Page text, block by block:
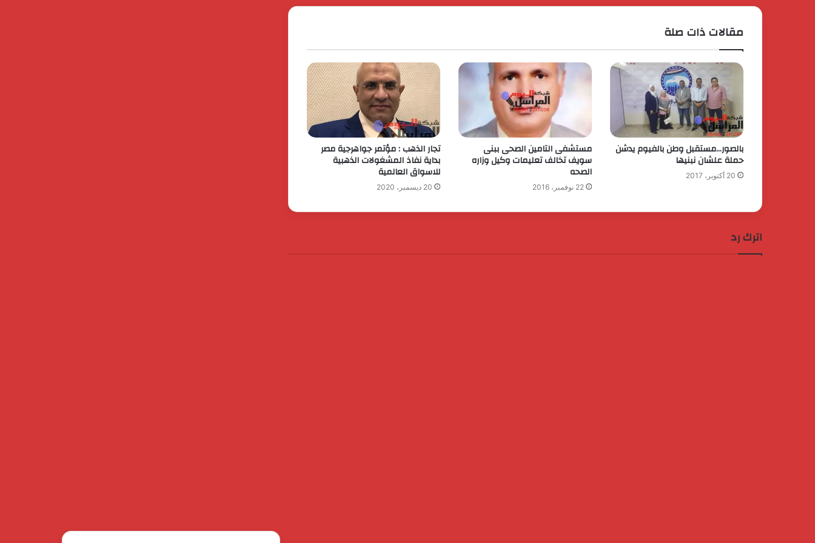
والفصوص ولا زيادة في قيمة المصنعية
حتي يناير المقبل
الحرس الثوري يخـ ـترق البحرين! القصة
الكاملة لأكبر اختـ ـراق إيراني لمملكة
البحرين؟
رئيس الوزراء يقرر ضم مايا مرسي وزيرة
التضامن الاجتماعي إلى عضوية المجموعة
الوزارية لريادة الأعمال
الرئيس السيسي يثمن دور القوات
مقالات ذات صلة
بالصور…مستقبل وطن بالفيوم يدشن
حملة علشان نبنيها
20 أكتوبر، 2017
مستشفى التامين الصحى ببنى
سويف تخالف تعليمات وكيل وزاره
الصحه
22 نوفمبر، 2016
تجار الذهب : مؤتمر جواهرجية مصر
بداية نفاذ المشغولات الذهبية
للاسواق العالمية
20 ديسمبر، 2020
اترك رد